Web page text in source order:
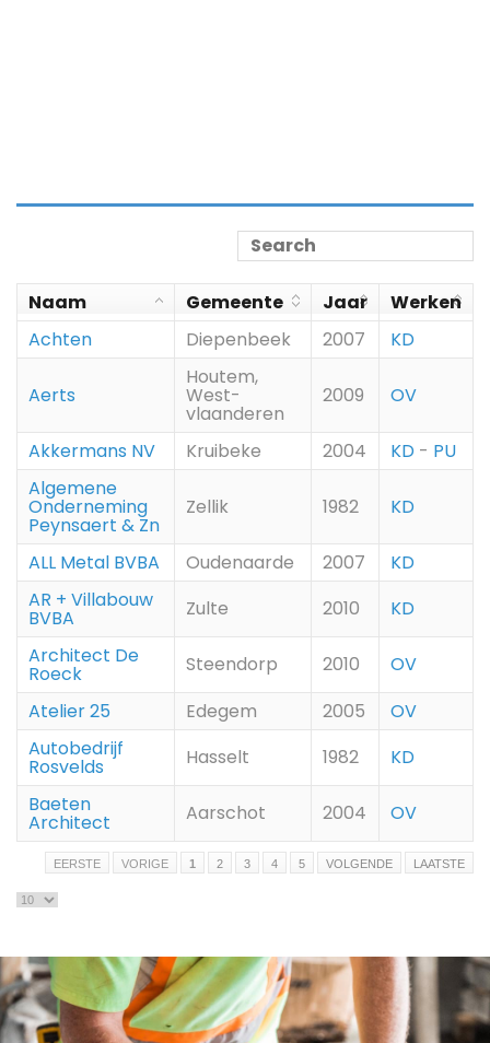
Naam Gemeente Jaar
Werken
Achten
Diepenbeek 2007 KD
Aerts
Houtem,
West-
vlaanderen
2009 OV
Akkermans NV Kruibeke 2004 KD - PU
Algemene
Onderneming
Peynsaert & Zn
Zellik 1982 KD
ALL Metal BVBA Oudenaarde 2007
KD
AR + Villabouw
BVBA Zulte 2010
KD
Architect De
Roeck Steendorp 2010
OV
Atelier 25
Edegem 2005
OV
Autobedrijf
Rosvelds Hasselt 1982
KD
Baeten
Architect Aarschot 2004 OV
EERSTE VORIGE 1 2 3 4 5 VOLGENDE LAATSTE